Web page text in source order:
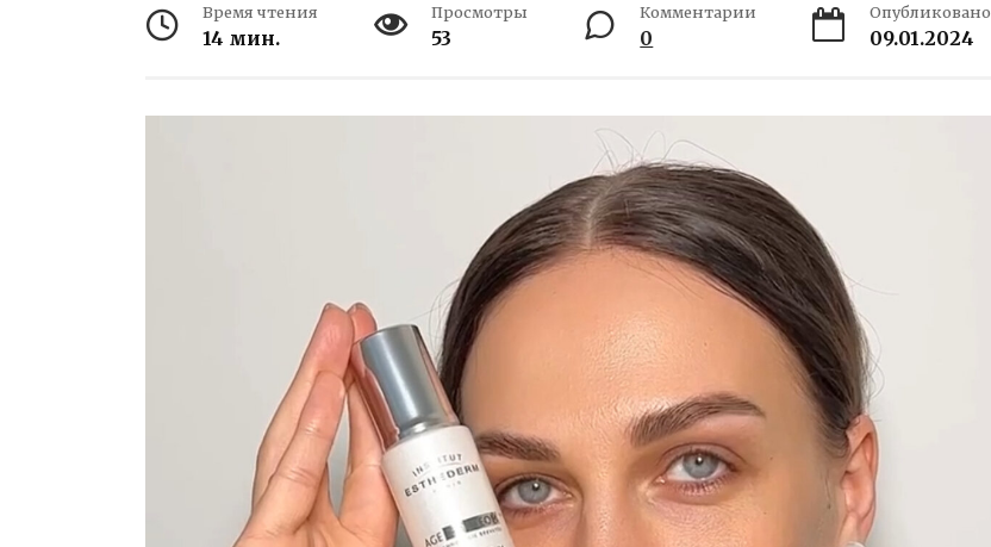
Время чтения
14 мин.
Просмотры
53
Комментарии
0
Опубликовано
09.01.2024